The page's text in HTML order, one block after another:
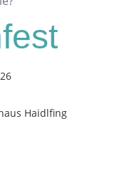
Haidlfing